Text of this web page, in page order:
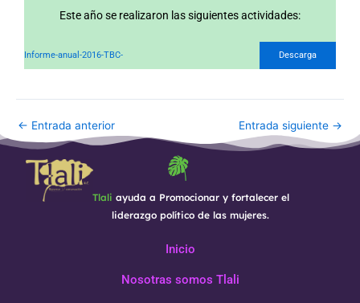
Este año se realizaron las siguientes actividades:
Informe-anual-2016-TBC- Descarga
← Entrada anterior Entrada siguiente →
Tlali ayuda a Promocionar y fortalecer el
liderazgo político de las mujeres.
Inicio
Nosotras somos Tlali